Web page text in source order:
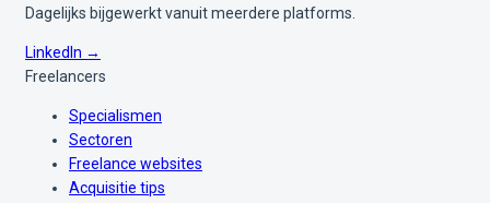
Dagelijks bijgewerkt vanuit meerdere platforms.
LinkedIn →
Freelancers
Specialismen
Sectoren
Freelance websites
Acquisitie tips